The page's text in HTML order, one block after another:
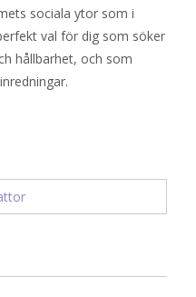
sociala ytor som i
val för dig som söker
hållbarhet, och som